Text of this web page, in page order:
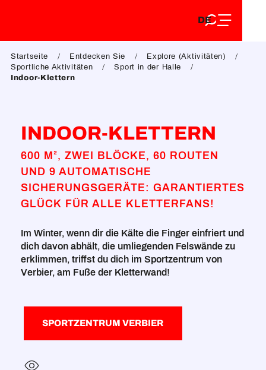
EN
DE
FR
EN
Startseite Entdecken Sie
Explore (Aktivitäten)
Sportliche Aktivitäten
Sport in der Halle
Indoor-Klettern
INDOOR-KLETTERN
600 M², ZWEI BLÖCKE, 60 ROUTEN
UND 9 AUTOMATISCHE
SICHERUNGSGERÄTE: GARANTIERTES
GLÜCK FÜR ALLE KLETTERFANS!
Im Winter, wenn dir die Kälte die Finger einfriert und
dich davon abhält, die umliegenden Felswände zu
erklimmen, triffst du dich im Sportzentrum von
Verbier, am Fuße der Kletterwand!
SPORTZENTRUM VERBIER